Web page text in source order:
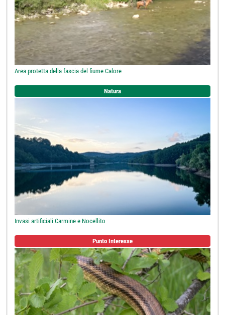
Area protetta della fascia del fiume Calore
Natura
Invasi artificiali Carmine e Nocellito
Punto Interesse